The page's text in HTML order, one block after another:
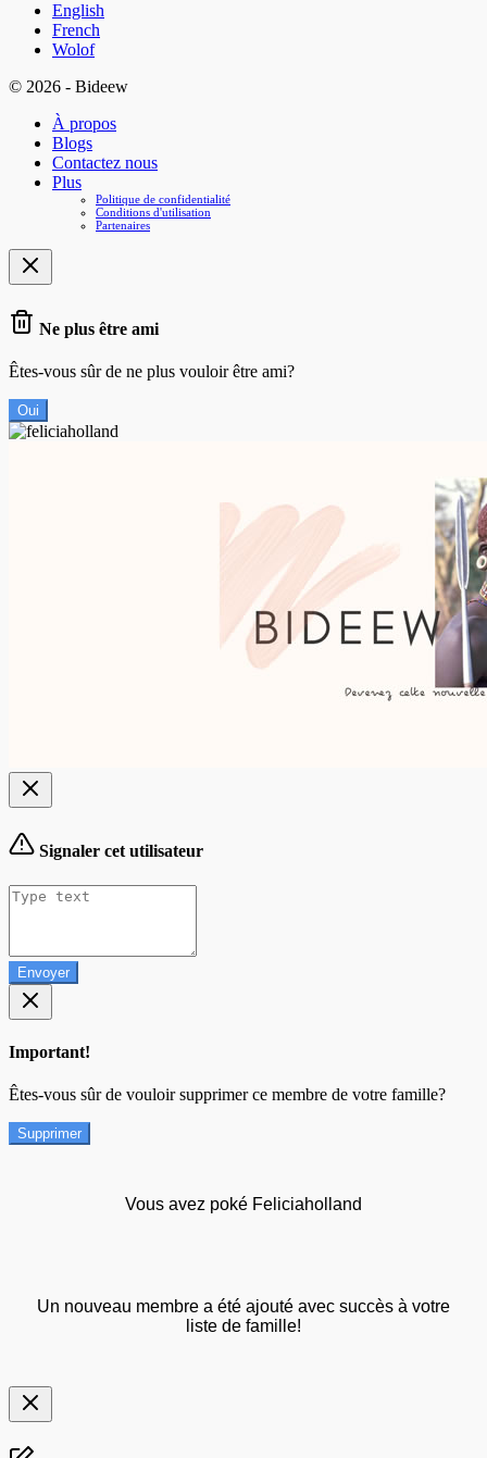
English
French
Wolof
© 2026 - Bideew
À propos
Blogs
Contactez nous
Plus
Politique de confidentialité
Conditions d'utilisation
Partenaires
Ne plus être ami
Êtes-vous sûr de ne plus vouloir être ami?
Oui
Signaler cet utilisateur
Envoyer
Important!
Êtes-vous sûr de vouloir supprimer ce membre de votre famille?
Supprimer
Vous avez poké Feliciaholland
Un nouveau membre a été ajouté avec succès à votre
liste de famille!